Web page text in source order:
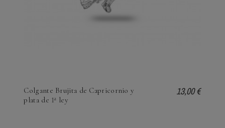
Colgante Brujita de Capricornio y
plata de 1ª ley
13,00 €